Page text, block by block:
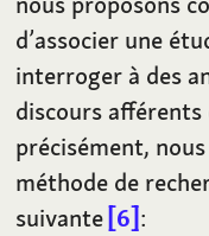
d’associer une
interroger à des
discours
précisément,
méthode de
suivante 6 :